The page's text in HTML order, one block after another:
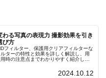
わる写真の表現力 撮影効果を引き
び方
フィルター、保護用クリアフィルターな
ターの特性と効果を詳しく解説し、用
時の注意点までわかりやすく紹介しま
2024.10.12